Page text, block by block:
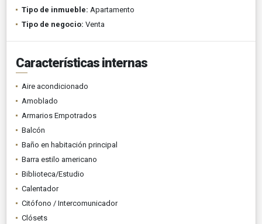
Tipo de inmueble: Apartamento
Tipo de negocio: Venta
Características internas
Aire acondicionado
Amoblado
Armarios Empotrados
Balcón
Baño en habitación principal
Barra estilo americano
Biblioteca/Estudio
Calentador
Citófono / Intercomunicador
Clósets